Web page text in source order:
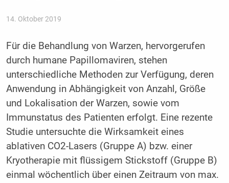
14. Oktober 2019
Für die Behandlung von Warzen, hervorgerufen
durch humane Papillomaviren, stehen
unterschiedliche Methoden zur Verfügung, deren
Anwendung in Abhängigkeit von Anzahl, Größe
und Lokalisation der Warzen, sowie vom
Immunstatus des Patienten erfolgt. Eine rezente
Studie untersuchte die Wirksamkeit eines
ablativen CO2-Lasers (Gruppe A) bzw. einer
Kryotherapie mit flüssigem Stickstoff (Gruppe B)
einmal wöchentlich über einen Zeitraum von max.